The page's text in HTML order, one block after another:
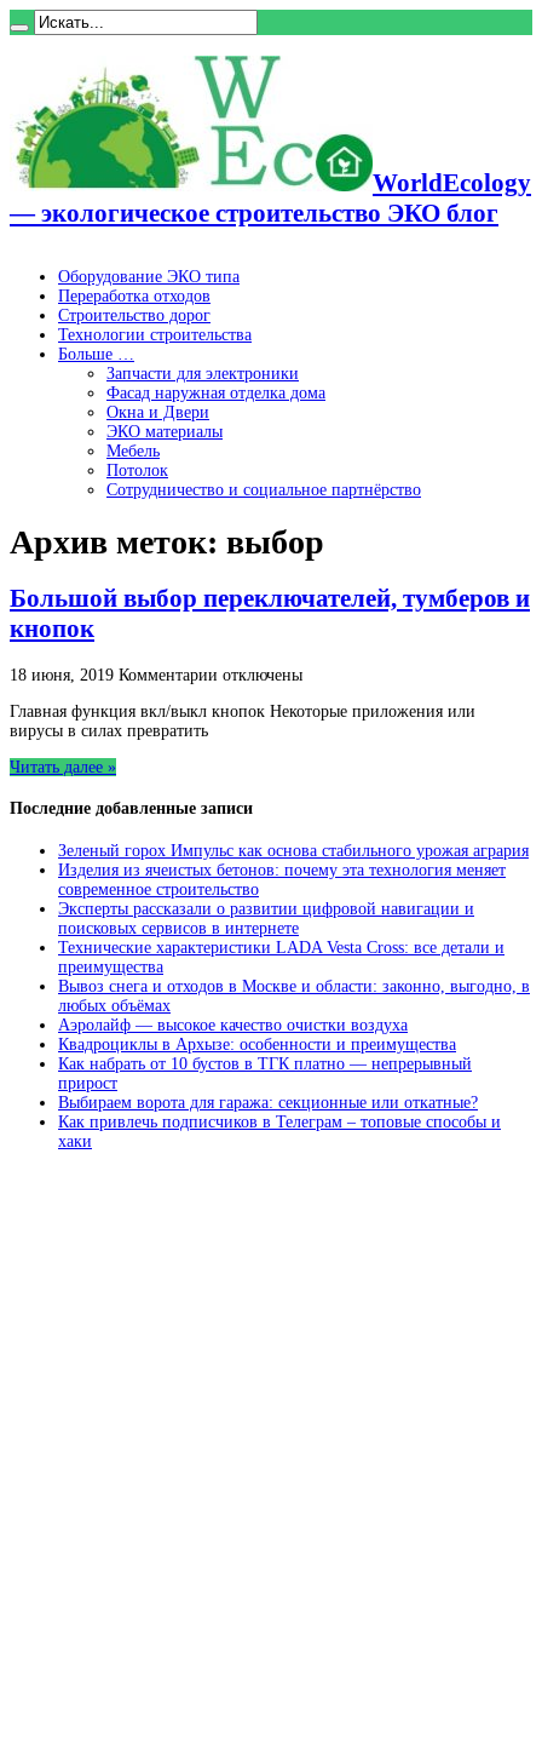
WorldEcology
— экологическое строительство ЭКО блог
Оборудование ЭКО типа
Переработка отходов
Строительство дорог
Технологии строительства
Больше …
Запчасти для электроники
Фасад наружная отделка дома
Окна и Двери
ЭКО материалы
Мебель
Потолок
Сотрудничество и социальное партнёрство
Архив меток: выбор
Большой выбор переключателей, тумберов и
кнопок
18 июня, 2019 Комментарии к
Большой
кнопок
отключены
Главная функция вкл/выкл кнопок Некоторые приложения или
вирусы в силах превратить
Читать далее »
Последние добавленные записи
Зеленый горох Импульс как основа стабильного урожая агрария
Изделия из ячеистых бетонов: почему эта технология меняет
современное строительство
Эксперты рассказали о развитии цифровой навигации и
поисковых сервисов в интернете
Технические характеристики LADA Vesta Cross: все детали и
преимущества
Вывоз снега и отходов в Москве и области: законно, выгодно, в
любых объёмах
Аэролайф — высокое качество очистки воздуха
Квадроциклы в Архызе: особенности и преимущества
Как набрать от 10 бустов в ТГК платно — непрерывный
прирост
Выбираем ворота для гаража: секционные или откатные?
Как привлечь подписчиков в Телеграм – топовые способы и
хаки